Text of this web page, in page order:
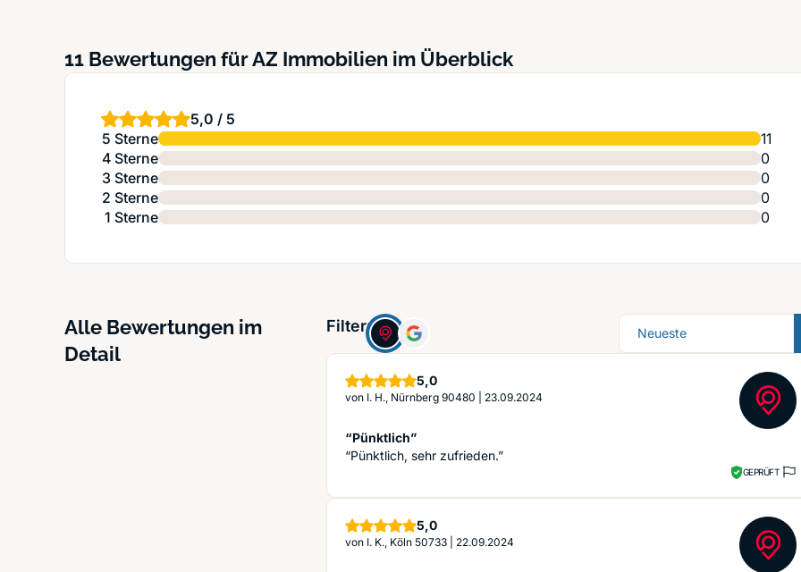
11 Bewertungen für AZ Immobilien im Überblick
5,0 / 5
5 Sterne
11
4 Sterne
0
3 Sterne
0
2 Sterne
0
1 Sterne
0
Alle Bewertungen im
Detail
Filter: Sortierung
5,0Sterne
von I. H., Nürnberg 90480 23.09.2024
“Pünktlich”
“Pünktlich, sehr zufrieden.”
GEPRÜFT
5,0Sterne
von I. K., Köln 50733 22.09.2024